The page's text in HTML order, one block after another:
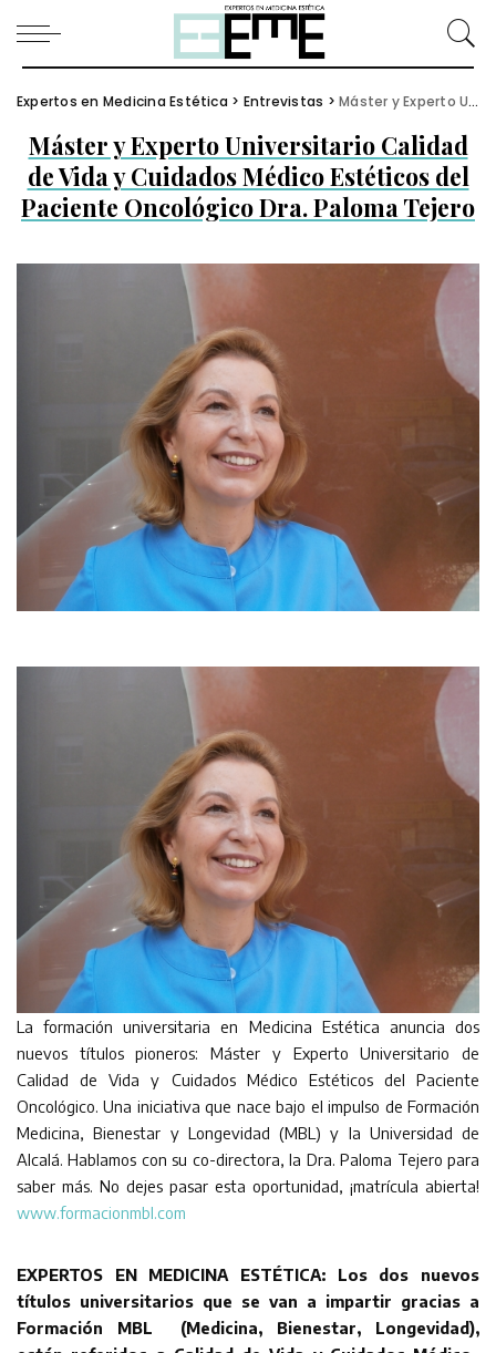
Expertos en Medicina Estética > Entrevistas >Máster y Experto Universitario Calidad de Vida y Cuidados Médico Estéticos del Paciente Oncológico Dra. Paloma Tejero
Máster y Experto Universitario Calidad
de Vida y Cuidados Médico Estéticos del
Paciente Oncológico Dra. Paloma Tejero
La formación universitaria en Medicina Estética anuncia dos
nuevos títulos pioneros: Máster y Experto Universitario de
Calidad de Vida y Cuidados Médico Estéticos del Paciente
Oncológico. Una iniciativa que nace bajo el impulso de Formación
Medicina, Bienestar y Longevidad (MBL) y la Universidad de
Alcalá. Hablamos con su co-directora, la Dra. Paloma Tejero para
saber más. No dejes pasar esta oportunidad, ¡matrícula abierta!
www.formacionmbl.com
EXPERTOS EN MEDICINA ESTÉTICA: Los dos nuevos
títulos universitarios que se van a impartir gracias a
Formación MBL (Medicina, Bienestar, Longevidad),